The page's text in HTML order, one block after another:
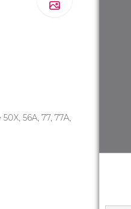
50X, 56A, 77, 77A,